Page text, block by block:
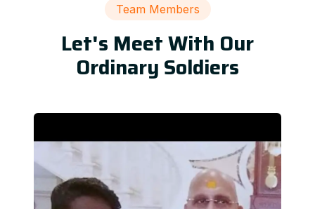
Team Members
Let's Meet With Our
Ordinary Soldiers